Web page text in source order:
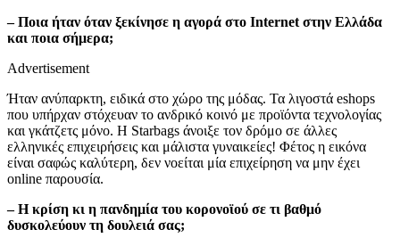
– Ποια ήταν όταν ξεκίνησε η αγορά στο Internet στην Ελλάδα
και ποια σήμερα;
Advertisement
Ήταν ανύπαρκτη, ειδικά στο χώρο της μόδας. Τα λιγοστά eshops
που υπήρχαν στόχευαν το ανδρικό κοινό με προϊόντα τεχνολογίας
και γκάτζετς μόνο. Η Starbags άνοιξε τον δρόμο σε άλλες
ελληνικές επιχειρήσεις και μάλιστα γυναικείες! Φέτος η εικόνα
είναι σαφώς καλύτερη, δεν νοείται μία επιχείρηση να μην έχει
online παρουσία.
– Η κρίση κι η πανδημία του κορονοϊού σε τι βαθμό
δυσκολεύουν τη δουλειά σας;